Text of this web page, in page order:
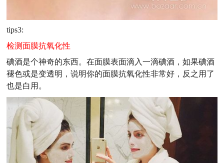
tips3:
检测面膜抗氧化性
碘酒是个神奇的东西。在面膜表面滴入一滴碘酒，如果碘酒
褪色或是变透明，说明你的面膜抗氧化性非常好，反之用了
也是白用。